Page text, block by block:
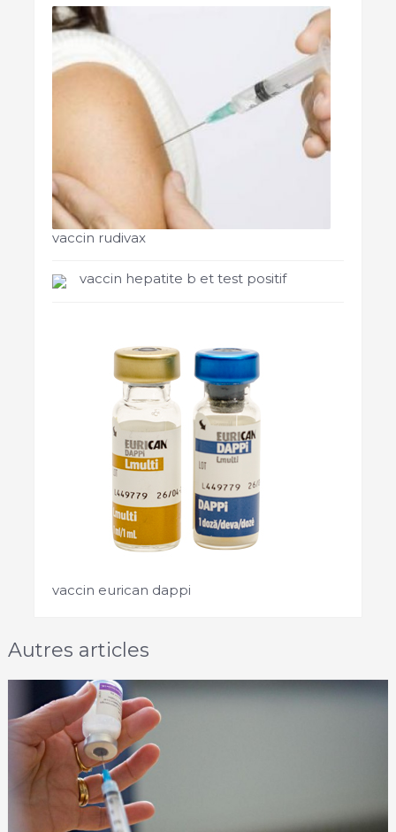
vaccin rudivax
vaccin hepatite b et test positif
vaccin eurican dappi
Autres articles